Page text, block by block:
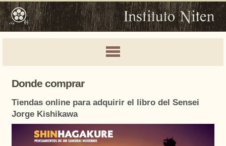
Donde comprar
Tiendas online para adquirir el libro del Sensei
Jorge Kishikawa